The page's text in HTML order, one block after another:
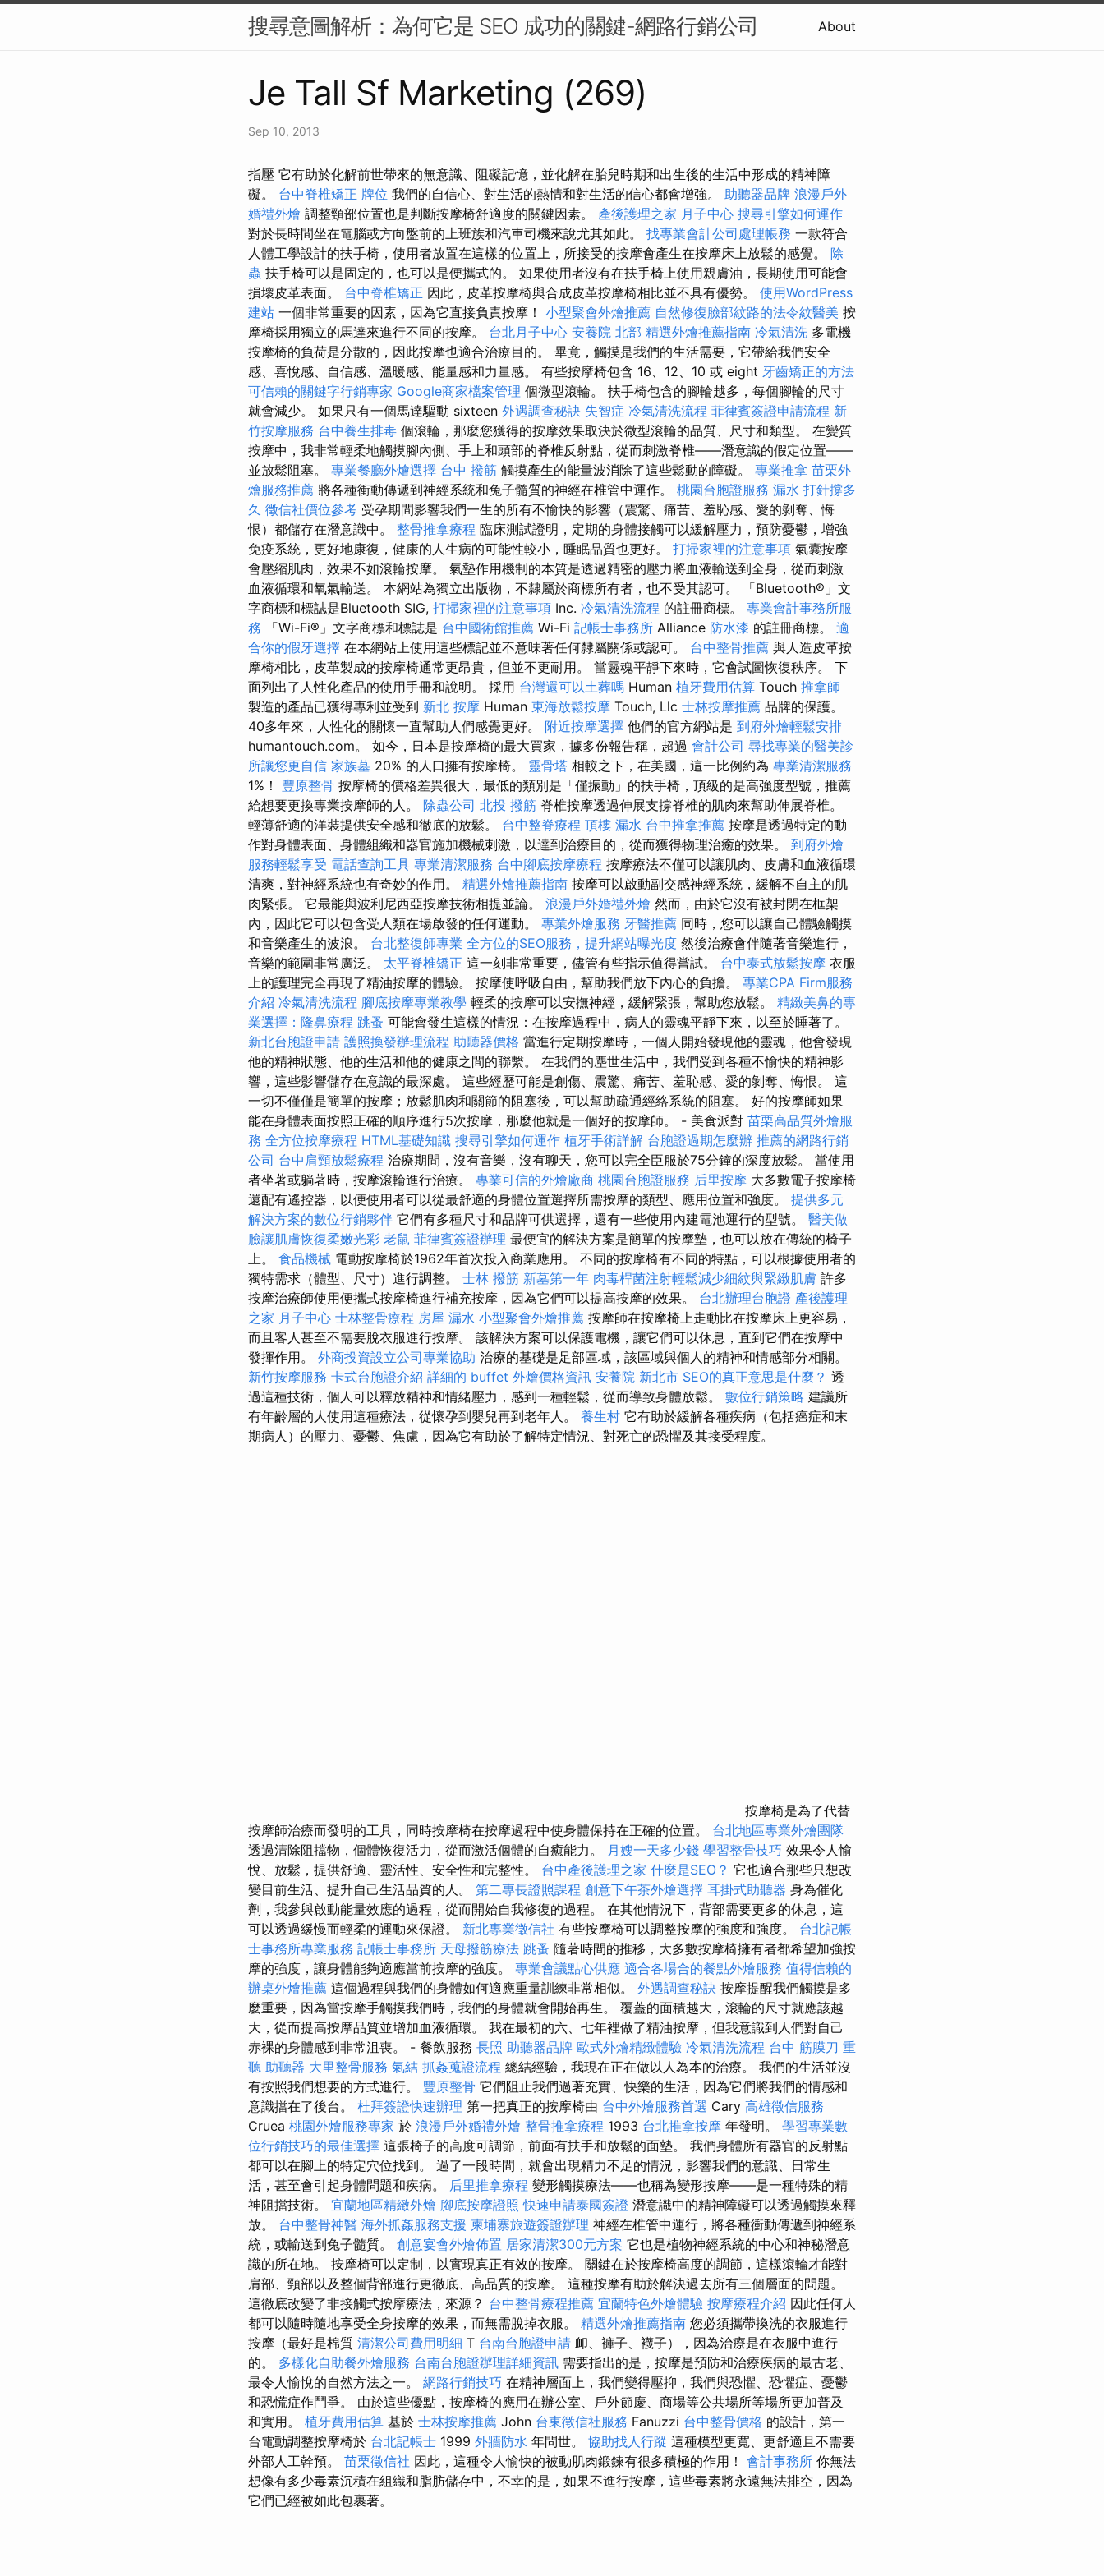
搜尋意圖解析：為何它是 SEO 成功的關鍵-網路行銷公司 About
Je Tall Sf Marketing (269)
Sep 10, 2013
指壓 它有助於化解前世帶來的無意識、阻礙記憶，並化解在胎兒時期和出生後的生活中形成的精神障
礙。 台中脊椎矯正 牌位 我們的自信心、對生活的熱情和對生活的信心都會增強。 助聽器品牌 浪漫戶外
婚禮外燴 調整頸部位置也是判斷按摩椅舒適度的關鍵因素。 產後護理之家 月子中心 搜尋引擎如何運作
對於長時間坐在電腦或方向盤前的上班族和汽車司機來說尤其如此。 找專業會計公司處理帳務 一款符合
人體工學設計的扶手椅，使用者放置在這樣的位置上，所接受的按摩會產生在按摩床上放鬆的感覺。 除
蟲 扶手椅可以是固定的，也可以是便攜式的。 如果使用者沒有在扶手椅上使用親膚油，長期使用可能會
損壞皮革表面。 台中脊椎矯正 因此，皮革按摩椅與合成皮革按摩椅相比並不具有優勢。 使用WordPress
建站 一個非常重要的因素，因為它直接負責按摩！ 小型聚會外燴推薦 自然修復臉部紋路的法令紋醫美 按
摩椅採用獨立的馬達來進行不同的按摩。 台北月子中心 安養院 北部 精選外燴推薦指南 冷氣清洗 多電機
按摩椅的負荷是分散的，因此按摩也適合治療目的。 畢竟，觸摸是我們的生活需要，它帶給我們安全
感、喜悅感、自信感、溫暖感、能量感和力量感。 有些按摩椅包含 16、12、10 或 eight 牙齒矯正的方法
可信賴的關鍵字行銷專家 Google商家檔案管理 個微型滾輪。 扶手椅包含的腳輪越多，每個腳輪的尺寸
就會減少。 如果只有一個馬達驅動 sixteen 外遇調查秘訣 失智症 冷氣清洗流程 菲律賓簽證申請流程 新
竹按摩服務 台中養生排毒 個滾輪，那麼您獲得的按摩效果取決於微型滾輪的品質、尺寸和類型。 在變質
按摩中，我非常輕柔地觸摸腳內側、手上和頭部的脊椎反射點，從而刺激脊椎——潛意識的假定位置——
並放鬆阻塞。 專業餐廳外燴選擇 台中 撥筋 觸摸產生的能量波消除了這些鬆動的障礙。 專業推拿 苗栗外
燴服務推薦 將各種衝動傳遞到神經系統和兔子髓質的神經在椎管中運作。 桃園台胞證服務 漏水 打針撐多
久 徵信社價位參考 受孕期間影響我們一生的所有不愉快的影響（震驚、痛苦、羞恥感、愛的剝奪、悔
恨）都儲存在潛意識中。 整骨推拿療程 臨床測試證明，定期的身體接觸可以緩解壓力，預防憂鬱，增強
免疫系統，更好地康復，健康的人生病的可能性較小，睡眠品質也更好。 打掃家裡的注意事項 氣囊按摩
會壓縮肌肉，效果不如滾輪按摩。 氣墊作用機制的本質是透過精密的壓力將血液輸送到全身，從而刺激
血液循環和氧氣輸送。 本網站為獨立出版物，不隸屬於商標所有者，也不受其認可。 「Bluetooth®」文
字商標和標誌是Bluetooth SIG, 打掃家裡的注意事項 Inc. 冷氣清洗流程 的註冊商標。 專業會計事務所服
務 「Wi-Fi®」文字商標和標誌是 台中國術館推薦 Wi-Fi 記帳士事務所 Alliance 防水漆 的註冊商標。 適
合你的假牙選擇 在本網站上使用這些標記並不意味著任何隸屬關係或認可。 台中整骨推薦 與人造皮革按
摩椅相比，皮革製成的按摩椅通常更昂貴，但並不更耐用。 當靈魂平靜下來時，它會試圖恢復秩序。 下
面列出了人性化產品的使用手冊和說明。 採用 台灣還可以土葬嗎 Human 植牙費用估算 Touch 推拿師
製造的產品已獲得專利並受到 新北 按摩 Human 東海放鬆按摩 Touch, Llc 士林按摩推薦 品牌的保護。
40多年來，人性化的關懷一直幫助人們感覺更好。 附近按摩選擇 他們的官方網站是 到府外燴輕鬆安排
humantouch.com。 如今，日本是按摩椅的最大買家，據多份報告稱，超過 會計公司 尋找專業的醫美診
所讓您更自信 家族墓 20% 的人口擁有按摩椅。 靈骨塔 相較之下，在美國，這一比例約為 專業清潔服務
1%！ 豐原整骨 按摩椅的價格差異很大，最低的類別是「僅振動」的扶手椅，頂級的是高強度型號，推薦
給想要更換專業按摩師的人。 除蟲公司 北投 撥筋 脊椎按摩透過伸展支撐脊椎的肌肉來幫助伸展脊椎。
輕薄舒適的洋裝提供安全感和徹底的放鬆。 台中整脊療程 頂樓 漏水 台中推拿推薦 按摩是透過特定的動
作對身體表面、身體組織和器官施加機械刺激，以達到治療目的，從而獲得物理治癒的效果。 到府外燴
服務輕鬆享受 電話查詢工具 專業清潔服務 台中腳底按摩療程 按摩療法不僅可以讓肌肉、皮膚和血液循環
清爽，對神經系統也有奇妙的作用。 精選外燴推薦指南 按摩可以啟動副交感神經系統，緩解不自主的肌
肉緊張。 它最能與波利尼西亞按摩技術相提並論。 浪漫戶外婚禮外燴 然而，由於它沒有被封閉在框架
內，因此它可以包含受人類在場啟發的任何運動。 專業外燴服務 牙醫推薦 同時，您可以讓自己體驗觸摸
和音樂產生的波浪。 台北整復師專業 全方位的SEO服務，提升網站曝光度 然後治療會伴隨著音樂進行，
音樂的範圍非常廣泛。 太平脊椎矯正 這一刻非常重要，儘管有些指示值得嘗試。 台中泰式放鬆按摩 衣服
上的護理完全再現了精油按摩的體驗。 按摩使呼吸自由，幫助我們放下內心的負擔。 專業CPA Firm服務
介紹 冷氣清洗流程 腳底按摩專業教學 輕柔的按摩可以安撫神經，緩解緊張，幫助您放鬆。 精緻美鼻的專
業選擇：隆鼻療程 跳蚤 可能會發生這樣的情況：在按摩過程中，病人的靈魂平靜下來，以至於睡著了。
新北台胞證申請 護照換發辦理流程 助聽器價格 當進行定期按摩時，一個人開始發現他的靈魂，他會發現
他的精神狀態、他的生活和他的健康之間的聯繫。 在我們的塵世生活中，我們受到各種不愉快的精神影
響，這些影響儲存在意識的最深處。 這些經歷可能是創傷、震驚、痛苦、羞恥感、愛的剝奪、悔恨。 這
一切不僅僅是簡單的按摩；放鬆肌肉和關節的阻塞後，可以幫助疏通經絡系統的阻塞。 好的按摩師如果
能在身體表面按照正確的順序進行5次按摩，那麼他就是一個好的按摩師。 - 美食派對 苗栗高品質外燴服
務 全方位按摩療程 HTML基礎知識 搜尋引擎如何運作 植牙手術詳解 台胞證過期怎麼辦 推薦的網路行銷
公司 台中肩頸放鬆療程 治療期間，沒有音樂，沒有聊天，您可以完全臣服於75分鐘的深度放鬆。 當使用
者坐著或躺著時，按摩滾輪進行治療。 專業可信的外燴廠商 桃園台胞證服務 后里按摩 大多數電子按摩椅
還配有遙控器，以便使用者可以從最舒適的身體位置選擇所需按摩的類型、應用位置和強度。 提供多元
解決方案的數位行銷夥伴 它們有多種尺寸和品牌可供選擇，還有一些使用內建電池運行的型號。 醫美做
臉讓肌膚恢復柔嫩光彩 老鼠 菲律賓簽證辦理 最便宜的解決方案是簡單的按摩墊，也可以放在傳統的椅子
上。 食品機械 電動按摩椅於1962年首次投入商業應用。 不同的按摩椅有不同的特點，可以根據使用者的
獨特需求（體型、尺寸）進行調整。 士林 撥筋 新墓第一年 肉毒桿菌注射輕鬆減少細紋與緊緻肌膚 許多
按摩治療師使用便攜式按摩椅進行補充按摩，因為它們可以提高按摩的效果。 台北辦理台胞證 產後護理
之家 月子中心 士林整骨療程 房屋 漏水 小型聚會外燴推薦 按摩師在按摩椅上走動比在按摩床上更容易，
而且客人甚至不需要脫衣服進行按摩。 該解決方案可以保護電機，讓它們可以休息，直到它們在按摩中
發揮作用。 外商投資設立公司專業協助 治療的基礎是足部區域，該區域與個人的精神和情感部分相關。
新竹按摩服務 卡式台胞證介紹 詳細的 buffet 外燴價格資訊 安養院 新北市 SEO的真正意思是什麼？ 透
過這種技術，個人可以釋放精神和情緒壓力，感到一種輕鬆，從而導致身體放鬆。 數位行銷策略 建議所
有年齡層的人使用這種療法，從懷孕到嬰兒再到老年人。 養生村 它有助於緩解各種疾病（包括癌症和末
期病人）的壓力、憂鬱、焦慮，因為它有助於了解特定情況、對死亡的恐懼及其接受程度。
按摩椅是為了代替
按摩師治療而發明的工具，同時按摩椅在按摩過程中使身體保持在正確的位置。 台北地區專業外燴團隊
透過清除阻擋物，個體恢復活力，從而激活個體的自癒能力。
月嫂一天多少錢 學習整骨技巧 效果令人愉
悅、放鬆，提供舒適、靈活性、安全性和完整性。 台中產後護理之家 什麼是SEO？ 它也適合那些只想改
變目前生活、提升自己生活品質的人。 第二專長證照課程 創意下午茶外燴選擇 耳掛式助聽器 身為催化
劑，我參與啟動能量效應的過程，從而開始自我修復的過程。 在其他情況下，背部需要更多的休息，這
可以透過緩慢而輕柔的運動來保證。 新北專業徵信社 有些按摩椅可以調整按摩的強度和強度。 台北記帳
士事務所專業服務 記帳士事務所 天母撥筋療法 跳蚤 隨著時間的推移，大多數按摩椅擁有者都希望加強按
摩的強度，讓身體能夠適應當前按摩的強度。 專業會議點心供應 適合各場合的餐點外燴服務 值得信賴的
辦桌外燴推薦 這個過程與我們的身體如何適應重量訓練非常相似。 外遇調查秘訣 按摩提醒我們觸摸是多
麼重要，因為當按摩手觸摸我們時，我們的身體就會開始再生。 覆蓋的面積越大，滾輪的尺寸就應該越
大，從而提高按摩品質並增加血液循環。 我在最初的六、七年裡做了精油按摩，但我意識到人們對自己
赤裸的身體感到非常沮喪。 - 餐飲服務 長照 助聽器品牌 歐式外燴精緻體驗 冷氣清洗流程 台中 筋膜刀 重
聽 助聽器 大里整骨服務 氣結 抓姦蒐證流程 總結經驗，我現在正在做以人為本的治療。 我們的生活並沒
有按照我們想要的方式進行。 豐原整骨 它們阻止我們過著充實、快樂的生活，因為它們將我們的情感和
意識擋在了後台。 杜拜簽證快速辦理 第一把真正的按摩椅由 台中外燴服務首選 Cary 高雄徵信服務
Cruea 桃園外燴服務專家 於 浪漫戶外婚禮外燴 整骨推拿療程 1993 台北推拿按摩 年發明。 學習專業數
位行銷技巧的最佳選擇 這張椅子的高度可調節，前面有扶手和放鬆的面墊。 我們身體所有器官的反射點
都可以在腳上的特定穴位找到。 過了一段時間，就會出現精力不足的情況，影響我們的意識、日常生
活，甚至會引起身體問題和疾病。 后里推拿療程 變形觸摸療法——也稱為變形按摩——是一種特殊的精
神阻擋技術。 宜蘭地區精緻外燴 腳底按摩證照 快速申請泰國簽證 潛意識中的精神障礙可以透過觸摸來釋
放。 台中整骨神醫 海外抓姦服務支援 柬埔寨旅遊簽證辦理 神經在椎管中運行，將各種衝動傳遞到神經系
統，或輸送到兔子髓質。 創意宴會外燴佈置 居家清潔300元方案 它也是植物神經系統的中心和神秘潛意
識的所在地。 按摩椅可以定制，以實現真正有效的按摩。 關鍵在於按摩椅高度的調節，這樣滾輪才能對
肩部、頸部以及整個背部進行更徹底、高品質的按摩。 這種按摩有助於解決過去所有三個層面的問題。
這徹底改變了非接觸式按摩療法，來源？ 台中整骨療程推薦 宜蘭特色外燴體驗 按摩療程介紹 因此任何人
都可以隨時隨地享受全身按摩的效果，而無需脫掉衣服。 精選外燴推薦指南 您必須攜帶換洗的衣服進行
按摩（最好是棉質 清潔公司費用明細 T 台南台胞證申請 卹、褲子、襪子），因為治療是在衣服中進行
的。 多樣化自助餐外燴服務 台南台胞證辦理詳細資訊 需要指出的是，按摩是預防和治療疾病的最古老、
最令人愉悅的自然方法之一。 網路行銷技巧 在精神層面上，我們變得壓抑，我們與恐懼、恐懼症、憂鬱
和恐慌症作鬥爭。 由於這些優點，按摩椅的應用在辦公室、戶外節慶、商場等公共場所等場所更加普及
和實用。 植牙費用估算 基於 士林按摩推薦 John 台東徵信社服務 Fanuzzi 台中整骨價格 的設計，第一
台電動調整按摩椅於 台北記帳士 1999 外牆防水 年問世。 協助找人行蹤 這種模型更寬、更舒適且不需要
外部人工幹預。 苗栗徵信社 因此，這種令人愉快的被動肌肉鍛鍊有很多積極的作用！ 會計事務所 你無法
想像有多少毒素沉積在組織和脂肪儲存中，不幸的是，如果不進行按摩，這些毒素將永遠無法排空，因為
它們已經被如此包裹著。